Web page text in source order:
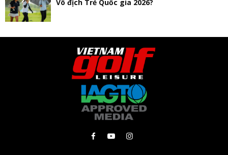
Vô địch Trẻ Quốc gia 2026?